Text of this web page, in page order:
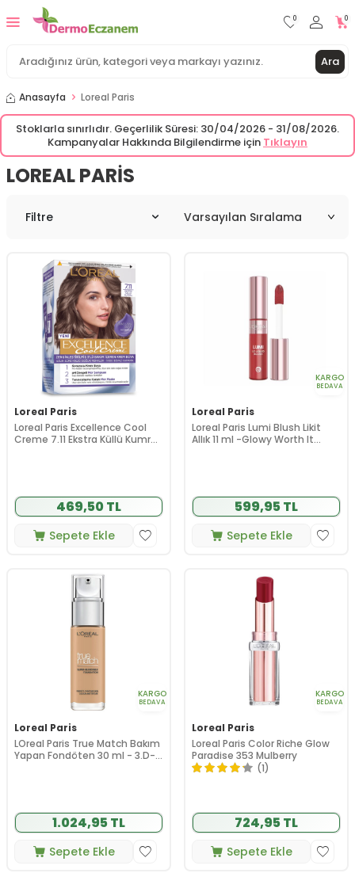
Ara
0 0
Anasayfa Loreal Paris
Stoklarla sınırlıdır. Geçerlilik Süresi: 30/04/2026 - 31/08/2026.
Kampanyalar Hakkında Bilgilendirme için Tıklayın
LOREAL PARIS
Filtre
Loreal Paris
Loreal Paris Excellence Cool
Creme 7.11 Ekstra Küllü Kumral
469,50 TL
Sepete Ekle
KARGO
BEDAVA
Loreal Paris
Loreal Paris Lumi Blush Likit
Allık 11 ml -Glowy Worth It
599,95 TL
Sepete Ekle
KARGO
BEDAVA
Loreal Paris
LOreal Paris True Match Bakım
Yapan Fondöten 30 ml - 3.D-
1.024,95 TL
Sepete Ekle
KARGO
BEDAVA
Loreal Paris
Loreal Paris Color Riche Glow
Paradise 353 Mulberry
(1)
724,95 TL
Sepete Ekle